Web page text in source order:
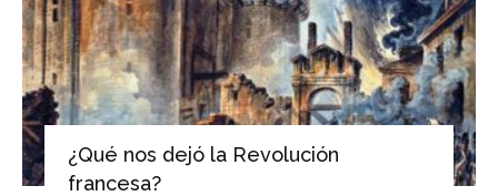
¿Qué nos dejó la Revolución
francesa?